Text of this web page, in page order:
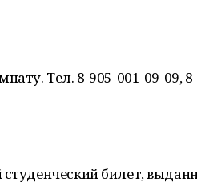
Тел. 8-905-001-09-09,
студенческий билет,